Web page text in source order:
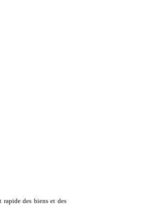
des biens et des